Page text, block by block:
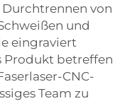
von
und
eingraviert
Produkt betreffen
CNC-
Team zu